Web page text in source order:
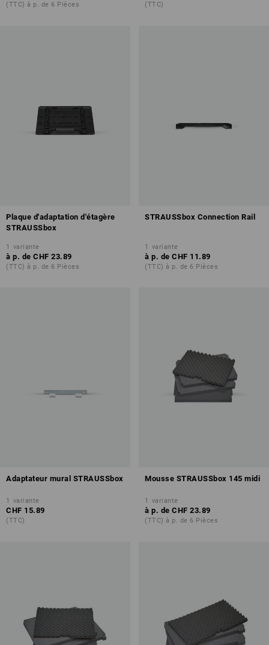
(TTC) à p. de 6 Pièces (TTC)
Plaque d'adaptation d'étagère
STRAUSSbox
1 variante
à p. de CHF 23.89
(TTC) à p. de 6 Pièces
STRAUSSbox Connection Rail
1 variante
à p. de CHF 11.89
(TTC) à p. de 6 Pièces
Adaptateur mural STRAUSSbox
1 variante
CHF 15.89
(TTC)
Mousse STRAUSSbox 145 midi
1 variante
à p. de CHF 23.89
(TTC) à p. de 6 Pièces